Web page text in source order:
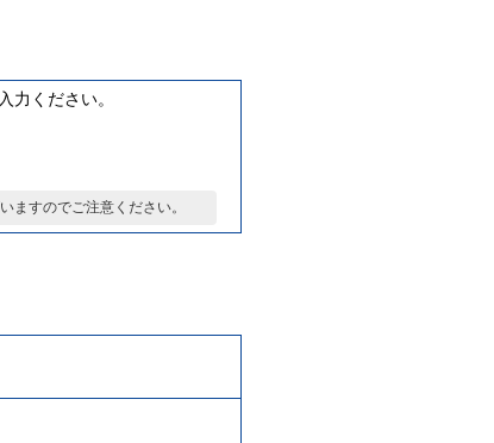
力ください。
ますのでご注意ください。